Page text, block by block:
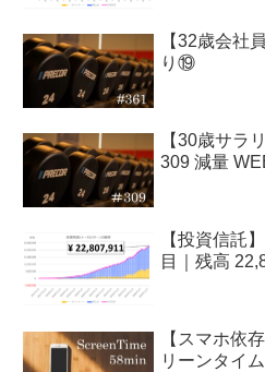
【32歳会社
り⑲
【30歳サラ
309 減量
【投資信託
目｜残高
【スマホ依
リーンタイム